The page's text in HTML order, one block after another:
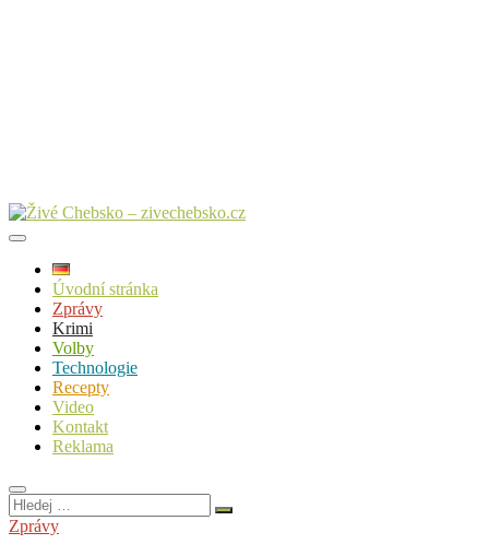
Úvodní stránka
Zprávy
Krimi
Volby
Technologie
Recepty
Video
Kontakt
Reklama
Hledej
…
Zprávy